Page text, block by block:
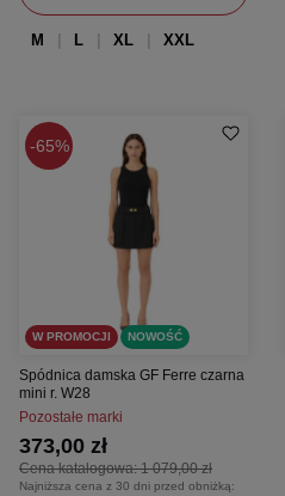
M L XL XXL
65%
W PROMOCJI NOWOŚĆ
Spódnica damska GF Ferre czarna
mini r. W28
Pozostałe marki
Cena katalogowa:1 079,00 zł
373,00 zł
Najniższa cena z 30 dni przed obniżką: